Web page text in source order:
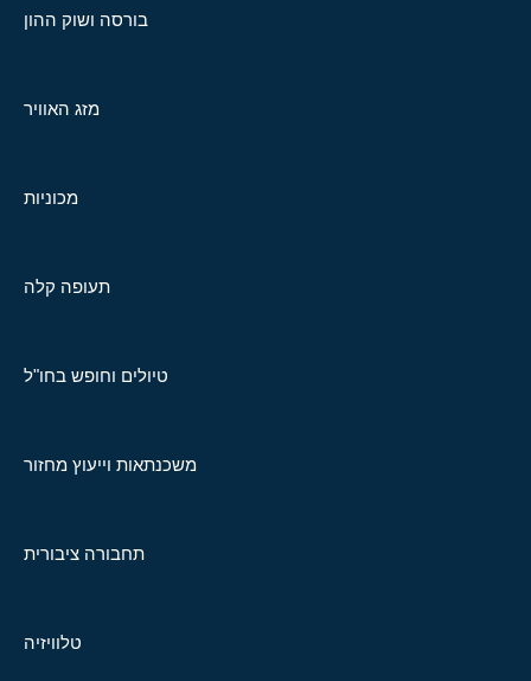
בורסה ושוק ההון
מזג האוויר
מכוניות
תעופה קלה
טיולים וחופש בחו"ל
משכנתאות וייעוץ מחזור
תחבורה ציבורית
טלוויזיה